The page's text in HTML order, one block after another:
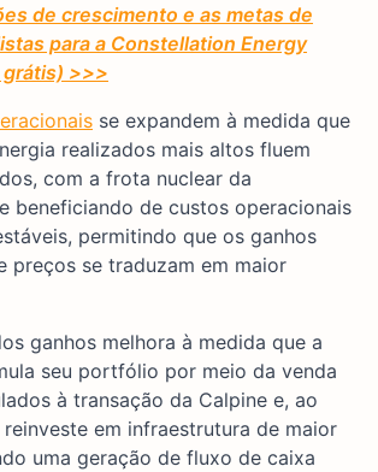
de crescimento e as metas de
para a Constellation Energy
>>>
se expandem à medida que
realizados mais altos fluem
com a frota nuclear da
beneficiando de custos operacionais
permitindo que os ganhos
preços se traduzam em maior
ganhos melhora à medida que a
seu portfólio por meio da venda
à transação da Calpine e, ao
em infraestrutura de maior
uma geração de fluxo de caixa